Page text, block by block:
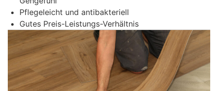
Pflegeleicht und antibakteriell
Gutes Preis-Leistungs-Verhältnis